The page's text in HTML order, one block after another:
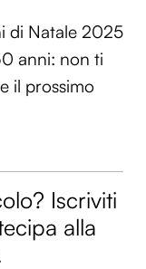
di Natale 2025
anni: non ti
il prossimo
Iscriviti
alla